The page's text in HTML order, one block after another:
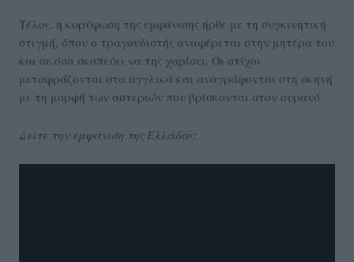
Τέλος, η κορύφωση της εμφάνισης ήρθε με τη συγκινητική
στιγμή, όπου ο τραγουδιστής αναφέρεται στην μητέρα του
και σε όσα σκοπεύει να της χαρίσει. Οι στίχοι
μεταφράζονται στα αγγλικά και αναγράφονται στη σκηνή
με τη μορφή των αστεριών που βρίσκονται στον ουρανό.
Δείτε την εμφάνιση της Ελλάδας: